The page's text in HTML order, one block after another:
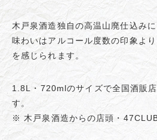
木戸泉酒造独自の高温山廃仕込み
味わいはアルコール度数の印象よ
を感じられます。
1.8L・720mlのサイズで全国酒販
す。
※ 木戸泉酒造からの店頭・